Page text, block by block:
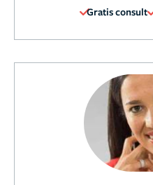
Gratis consult